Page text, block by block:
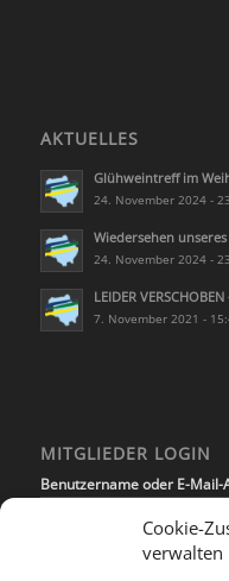
Cookie-
verwalten
AKTUELLES
Glühweintreff im
24. November 2024 -
Wiedersehen
24. November 2024 -
LEIDER
7. November 2021 -
MITGLIEDER LOGIN
Benutzername oder E-Mail-